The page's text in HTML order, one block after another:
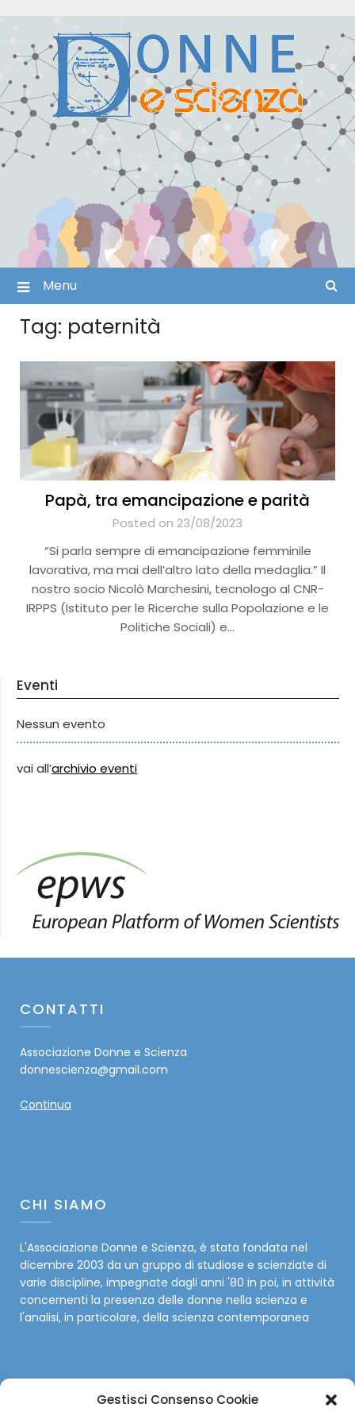
Gestisci Consenso Cookie
content
Menu
Tag: paternità
Papà, tra emancipazione e parità
Posted on 23/08/2023
“Si parla sempre di emancipazione femminile
lavorativa, ma mai dell’altro lato della medaglia.” Il
nostro socio Nicolò Marchesini, tecnologo al CNR-
IRPPS (Istituto per le Ricerche sulla Popolazione e le
Politiche Sociali) e…
Eventi
Nessun evento
vai all’archivio eventi
CONTATTI
Associazione Donne e Scienza
donnescienza@gmail.com
Continua
CHI SIAMO
L'Associazione Donne e Scienza, è stata fondata nel
dicembre 2003 da un gruppo di studiose e scienziate di
varie discipline, impegnate dagli anni '80 in poi, in attività
concernenti la presenza delle donne nella scienza e
l'analisi, in particolare, della scienza contemporanea